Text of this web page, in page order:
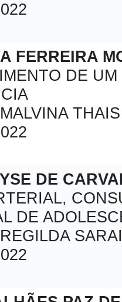
FERREIRA
DE
MALVINA
DE
DE
REGILDA